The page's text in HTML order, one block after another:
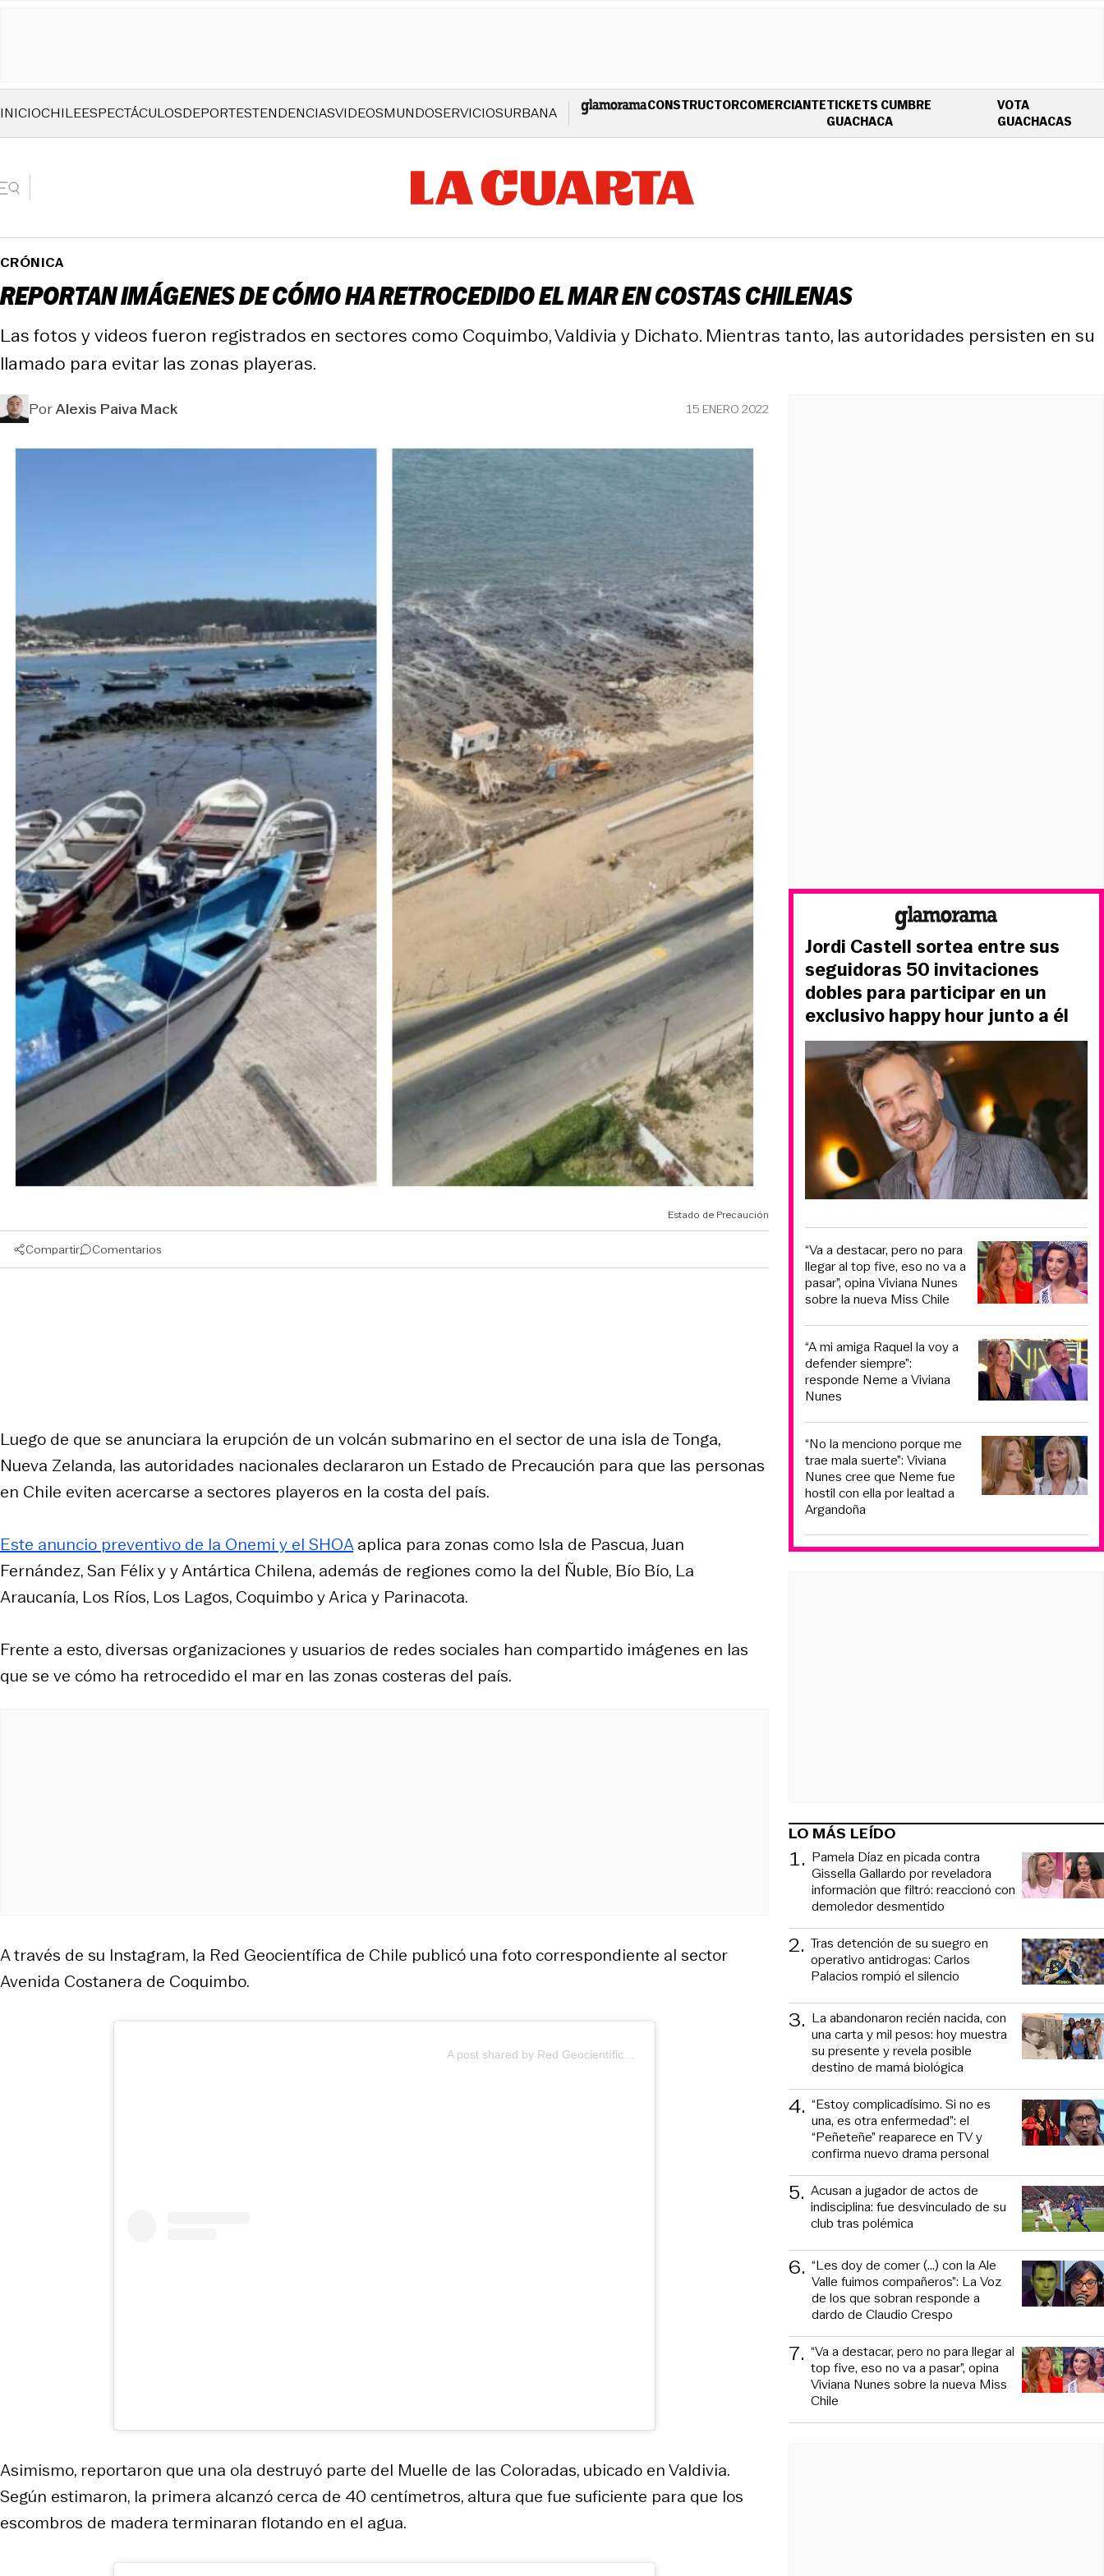
INICIOCHILEESPECTÁCULOSDEPORTESTENDENCIASVIDEOSMUNDOSERVICIOSURBANA CONSTRUCTORCOMERCIANTETICKETS CUMBRE
GUACHACAOPENS IN NEW WINDOW
VOTA
GUACHACAS
CRÓNICA
REPORTAN IMÁGENES DE CÓMO HA RETROCEDIDO EL MAR EN COSTAS CHILENAS
Las fotos y videos fueron registrados en sectores como Coquimbo, Valdivia y Dichato. Mientras tanto, las autoridades persisten en su
llamado para evitar las zonas playeras.
PorAlexis Paiva Mack 15 ENERO 2022
Estado de Precaución
Compartir Comentarios
Luego de que se anunciara la erupción de un volcán submarino en el sector de una isla de Tonga,
Nueva Zelanda, las autoridades nacionales declararon un Estado de Precaución para que las personas
en Chile eviten acercarse a sectores playeros en la costa del país.
Este anuncio preventivo de la Onemi y el SHOAaplica para zonas como Isla de Pascua, Juan
Fernández, San Félix y y Antártica Chilena, además de regiones como la del Ñuble, Bío Bío, La
Araucanía, Los Ríos, Los Lagos, Coquimbo y Arica y Parinacota.
Frente a esto, diversas organizaciones y usuarios de redes sociales han compartido imágenes en las
que se ve cómo ha retrocedido el mar en las zonas costeras del país.
A través de su Instagram, la Red Geocientífica de Chile publicó una foto correspondiente al sector
Avenida Costanera de Coquimbo.
Asimismo, reportaron que una ola destruyó parte del Muelle de las Coloradas, ubicado en Valdivia.
Según estimaron, la primera alcanzó cerca de 40 centímetros, altura que fue suficiente para que los
escombros de madera terminaran flotando en el agua.
Jordi Castell sortea entre sus
seguidoras 50 invitaciones
dobles para participar en un
exclusivo happy hour junto a él
“Va a destacar, pero no para
llegar al top five, eso no va a
pasar”, opina Viviana Nunes
sobre la nueva Miss Chile
“A mi amiga Raquel la voy a
defender siempre”:
responde Neme a Viviana
Nunes
“No la menciono porque me
trae mala suerte”: Viviana
Nunes cree que Neme fue
hostil con ella por lealtad a
Argandoña
LO MÁS LEÍDO
1. Pamela Díaz en picada contra
Gissella Gallardo por reveladora
información que filtró: reaccionó con
demoledor desmentido
2. Tras detención de su suegro en
operativo antidrogas: Carlos
Palacios rompió el silencio
3. La abandonaron recién nacida, con
una carta y mil pesos: hoy muestra
su presente y revela posible
destino de mamá biológica
4. “Estoy complicadísimo. Si no es
una, es otra enfermedad”: el
“Peñeteñe” reaparece en TV y
confirma nuevo drama personal
5. Acusan a jugador de actos de
indisciplina: fue desvinculado de su
club tras polémica
6. “Les doy de comer (...) con la Ale
Valle fuimos compañeros”: La Voz
de los que sobran responde a
dardo de Claudio Crespo
7. “Va a destacar, pero no para llegar al
top five, eso no va a pasar”, opina
Viviana Nunes sobre la nueva Miss
Chile